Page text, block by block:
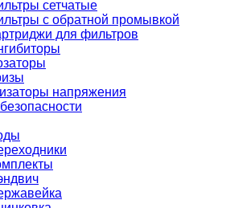
сетчатые
с обратной промывкой
для фильтров
напряжения